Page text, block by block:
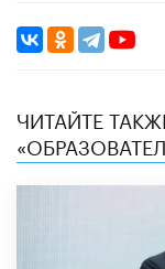
ЧИТАЙТЕ